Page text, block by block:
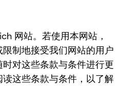
网站。若使用本网站，
制地接受我们网站的用户
对这些条款与条件进行更
这些条款与条件，以了解